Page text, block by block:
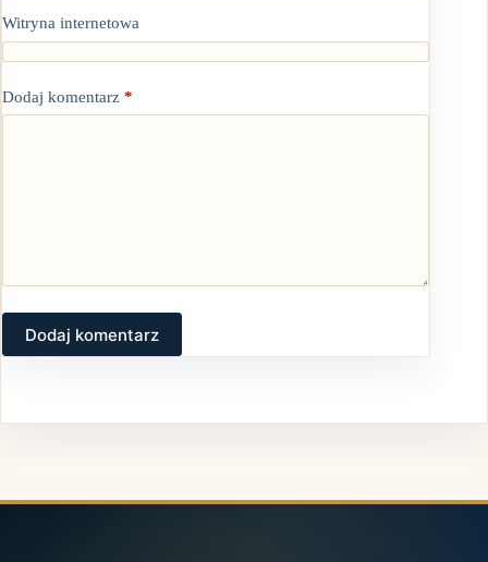
Witryna internetowa
Dodaj komentarz *
Dodaj komentarz